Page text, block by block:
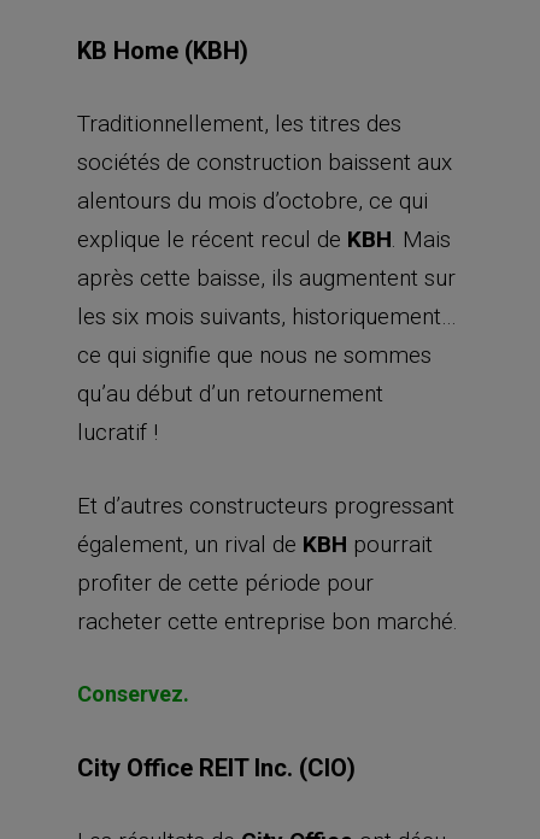
KB Home (KBH)
Traditionnellement, les titres des
sociétés de construction baissent aux
alentours du mois d’octobre, ce qui
explique le récent recul de KBH. Mais
après cette baisse, ils augmentent sur
les six mois suivants, historiquement…
ce qui signifie que nous ne sommes
qu’au début d’un retournement
lucratif !
Et d’autres constructeurs progressant
également, un rival de KBH pourrait
profiter de cette période pour
racheter cette entreprise bon marché.
Conservez.
City Office REIT Inc. (CIO)